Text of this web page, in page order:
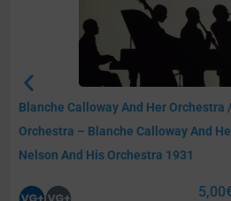
Blanche Calloway And Her Orchestra
Orchestra – Blanche Calloway And
Nelson And His Orchestra 1931
5,00